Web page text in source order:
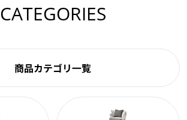
CATEGORIES
商品カテゴリ一覧